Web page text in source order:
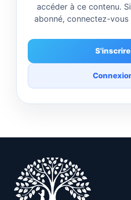
accéder à ce contenu.
abonné, connectez-
S'inscrire